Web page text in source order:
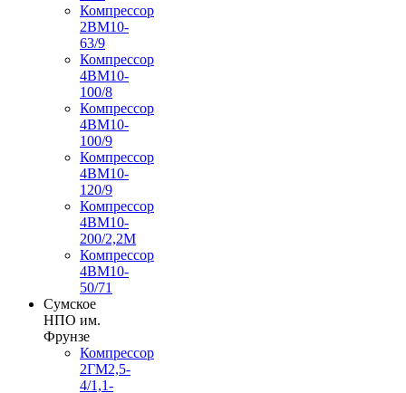
Компрессор
2ВМ10-
63/9
Компрессор
4ВМ10-
100/8
Компрессор
4ВМ10-
100/9
Компрессор
4ВМ10-
120/9
Компрессор
4ВМ10-
200/2,2М
Компрессор
4ВМ10-
50/71
Сумское
НПО им.
Фрунзе
Компрессор
2ГМ2,5-
4/1,1-